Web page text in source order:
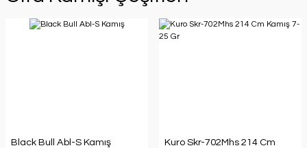
Black Bull Abl-S Kamış
Kuro Skr-702Mhs 214 Cm